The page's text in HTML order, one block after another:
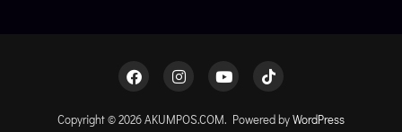
Copyright © 2026 AKUMPOS.COM. Powered byWordPress